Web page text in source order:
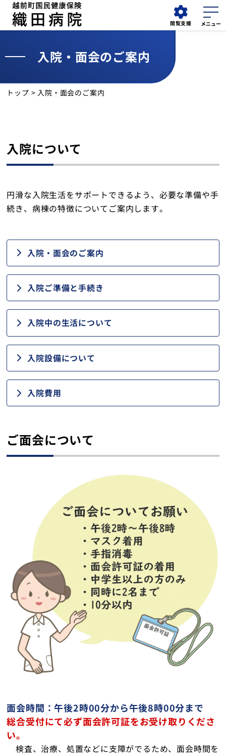
閲覧支援
外来
採用情報 検索
入院・面会
診療部門
健診・人間ドック
在宅サービス
越前町児童デイサービスセンターすてっぷ
織田病院について
コラム
採用情報
お問い合わせ
トップ
入院・面会のご案内
トップ > 入院・面会のご案内
入院について
円滑な入院生活をサポートできるよう、必要な準備や手
続き、病棟の特徴についてご案内します。
入院・面会のご案内
入院ご準備と手続き
入院中の生活について
入院設備について
入院費用
ご面会について
面会時間：午後2時00分から午後8時00分まで
総合受付にて必ず面会許可証をお受け取りくださ
い。
検査、治療、処置などに支障がでるため、面会時間を